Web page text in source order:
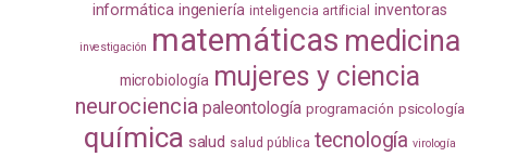
informática ingeniería inteligencia artificial inventoras
investigación matemáticas medicina
microbiología mujeres y ciencia
neurociencia paleontología programación psicología
química salud salud pública tecnología virología